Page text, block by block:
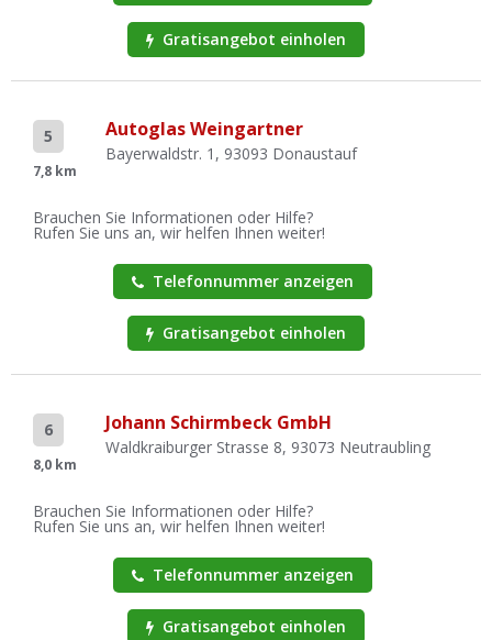
Gratisangebot einholen
5
7,8 km
Autoglas Weingartner
Bayerwaldstr. 1, 93093 Donaustauf
Brauchen Sie Informationen oder Hilfe?
Rufen Sie uns an, wir helfen Ihnen weiter!
Telefonnummer anzeigen
Gratisangebot einholen
6
8,0 km
Johann Schirmbeck GmbH
Waldkraiburger Strasse 8, 93073 Neutraubling
Brauchen Sie Informationen oder Hilfe?
Rufen Sie uns an, wir helfen Ihnen weiter!
Telefonnummer anzeigen
Gratisangebot einholen